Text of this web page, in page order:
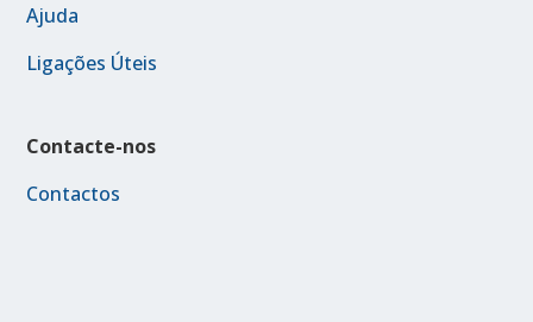
Ajuda
Ligações Úteis
Contacte-nos
Contactos